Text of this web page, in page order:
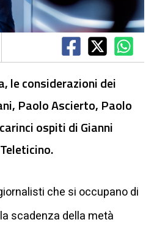
le considerazioni dei
Paolo Ascierto, Paolo
ospiti di Gianni
che si occupano di
scadenza della metà